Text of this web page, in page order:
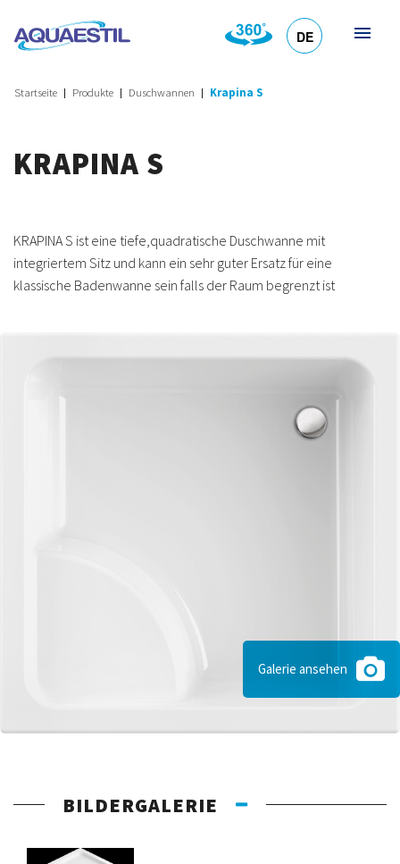
DE
Startseite Produkte Duschwannen Krapina S
KRAPINA S
KRAPINA S ist eine tiefe,quadratische Duschwanne mit
integriertem Sitz und kann ein sehr guter Ersatz für eine
klassische Badenwanne sein falls der Raum begrenzt ist
Galerie ansehen
BILDERGALERIE